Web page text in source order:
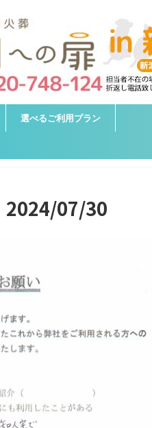
選べるご利用プラン
2024/07/30